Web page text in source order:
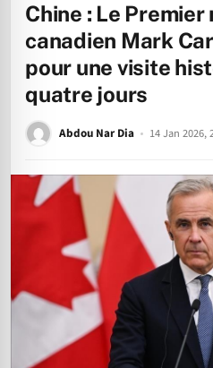
Chine : Le
canadien Mark
pour une visite
quatre jours
Abdou Nar Dia 14 Jan 2026,